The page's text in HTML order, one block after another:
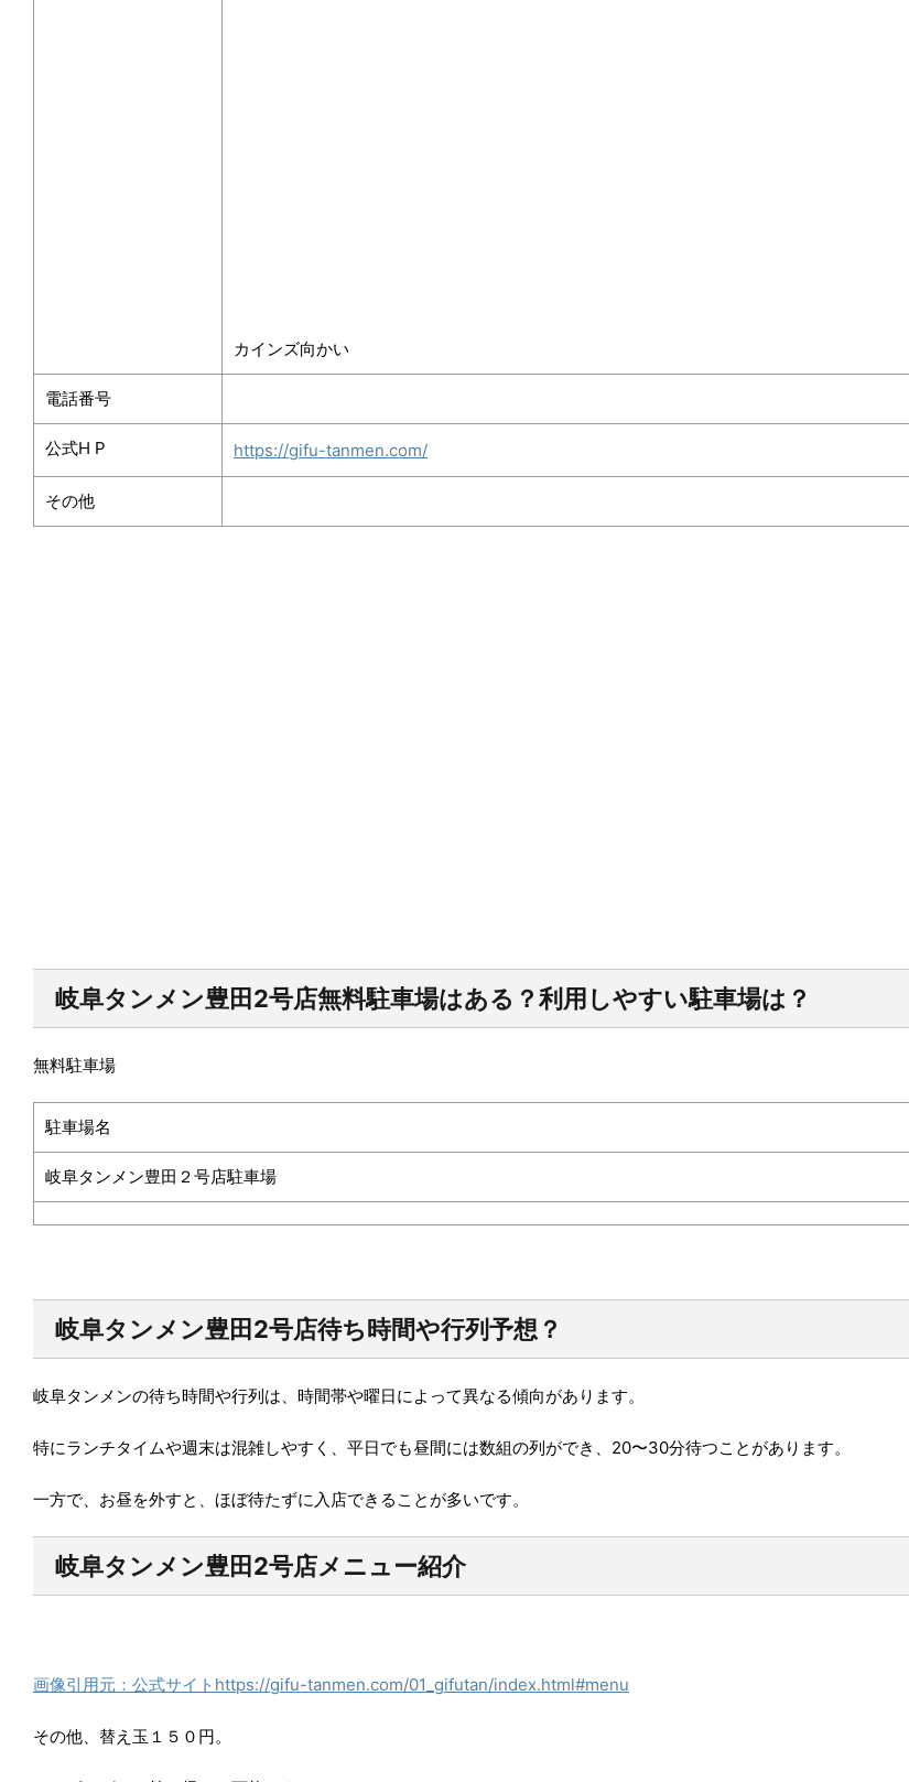
カインズ向かい
電話番号
公式H P https://gifu-tanmen.com/
その他
岐阜タンメン豊田2号店無料駐車場はある？利用しやすい駐車場は？
無料駐車場
駐車場名
岐阜タンメン豊田２号店駐車場
岐阜タンメン豊田2号店待ち時間や行列予想？
岐阜タンメンの待ち時間や行列は、時間帯や曜日によって異なる傾向があります。
特にランチタイムや週末は混雑しやすく、平日でも昼間には数組の列ができ、20〜30分待つことがあります。
一方で、お昼を外すと、ほぼ待たずに入店できることが多いです。
岐阜タンメン豊田2号店メニュー紹介
画像引用元：公式サイトhttps://gifu-tanmen.com/01_gifutan/index.html#menu
その他、替え玉１５０円。